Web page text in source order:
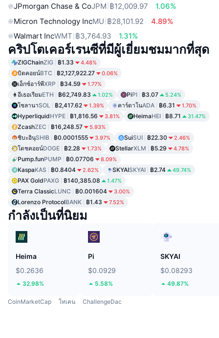
JPmorgan Chase & CoJPM ฿12,009.97
1.06%
Micron Technology IncMU ฿28,101.92
4.89%
Walmart IncWMT ฿3,764.93 1.31%
คริปโตเคอร์เรนซีที่มีผู้เยี่ยมชมมากที่สุด
ZIGChainZIG ฿1.33 4.48%
บิตคอยน์BTC ฿2,127,922.27 0.06%
เอ็กซ์อาร์พีXRP ฿34.59 1.77%
อีเธอเรียมETH ฿62,749.83 1.02% PiPI ฿3.07 5.24%
โซลานาSOL ฿2,417.62 1.39% คาร์ดาโนADA ฿6.31 1.70%
HyperliquidHYPE ฿1,816.56 3.81% HeimaHEI ฿8.71 31.47%
ZcashZEC ฿16,248.57 5.93%
ชิบะอินุSHIB ฿0.0001555 3.97% SuiSUI ฿22.30 2.46%
โดชคอยน์DOGE ฿2.28 1.73% StellarXLM ฿5.29 4.78%
Pump.funPUMP ฿0.07706 8.09%
KaspaKAS ฿0.8404 2.62% SKYAISKYAI ฿2.74 49.74%
PAX GoldPAXG ฿140,385.08 1.47%
Terra ClassicLUNC ฿0.001604 3.00%
Lorenzo ProtocolBANK ฿1.43 7.52%
กำลังเป็นที่นิยม
Heima
$0.2636
32.98%
Pi
$0.0929
5.58%
SKYAI
$0.08293
49.87%
CoinMarketCap โทเคน ChallengeDac